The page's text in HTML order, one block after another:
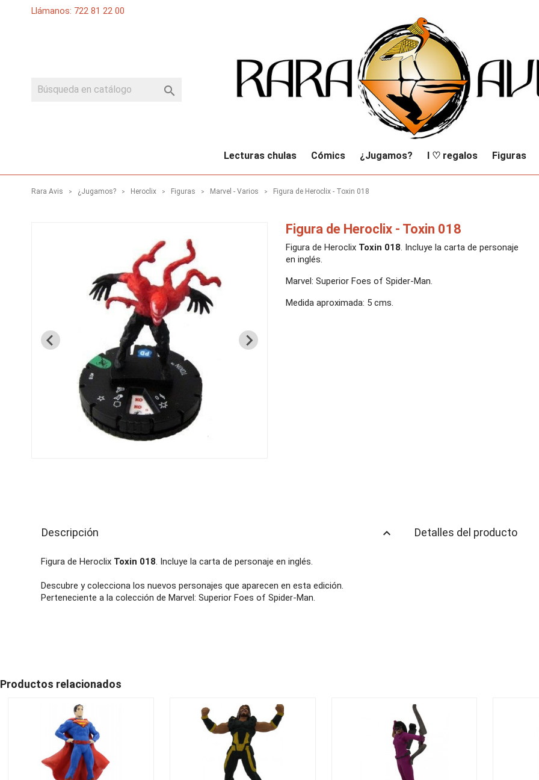
Llámanos: 722 81 22 00

Lecturas chulas Cómics ¿Jugamos? I ♡ regalos Figuras
Rara Avis ¿Jugamos? Heroclix Figuras Marvel - Varios Figura de Heroclix - Toxin 018
Figura de Heroclix - Toxin 018
Figura de Heroclix Toxin 018. Incluye la carta de personaje
en inglés.
Marvel: Superior Foes of Spider-Man.
Medida aproximada: 5 cms.
Descripción keyboard_arrow_up
Figura de Heroclix Toxin 018. Incluye la carta de personaje en inglés.
Descubre y colecciona los nuevos personajes que aparecen en esta edición.
Perteneciente a la colección de Marvel: Superior Foes of Spider-Man.
Detalles del producto
Productos relacionados